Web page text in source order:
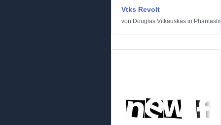
Vtks Revolt
von Douglas Vitkauskas in